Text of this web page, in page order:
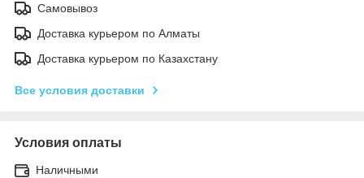
Самовывоз
Доставка курьером по Алматы
Доставка курьером по Казахстану
Все условия доставки
Условия оплаты
Наличными